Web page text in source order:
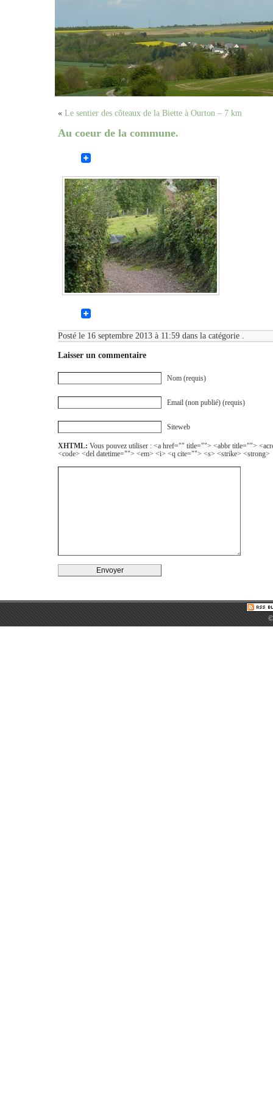
« Le sentier des côteaux de la Biette à Ourton – 7 km
Au coeur de la commune.
Posté le 16 septembre 2013 à 11:59 dans la catégorie .
Laisser un commentaire
Nom (requis)
Email (non publié) (requis)
Siteweb
XHTML: Vous pouvez utiliser : <a href="" title=""> <abbr title="">
<code> <del datetime=""> <em> <i> <q cite=""> <s> <strike> <strong>